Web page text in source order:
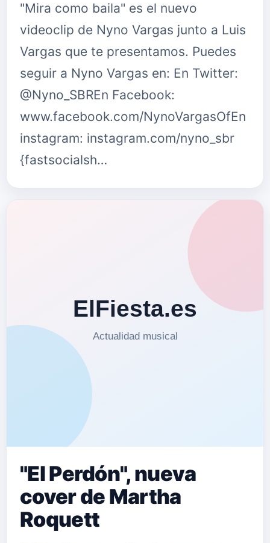
"Mira como baila" es el nuevo
videoclip de Nyno Vargas junto a Luis
Vargas que te presentamos. Puedes
seguir a Nyno Vargas en: En Twitter:
@Nyno_SBREn Facebook:
www.facebook.com/NynoVargasOfEn
instagram: instagram.com/nyno_sbr
{fastsocialsh…
"El Perdón", nueva
cover de Martha
Roquett